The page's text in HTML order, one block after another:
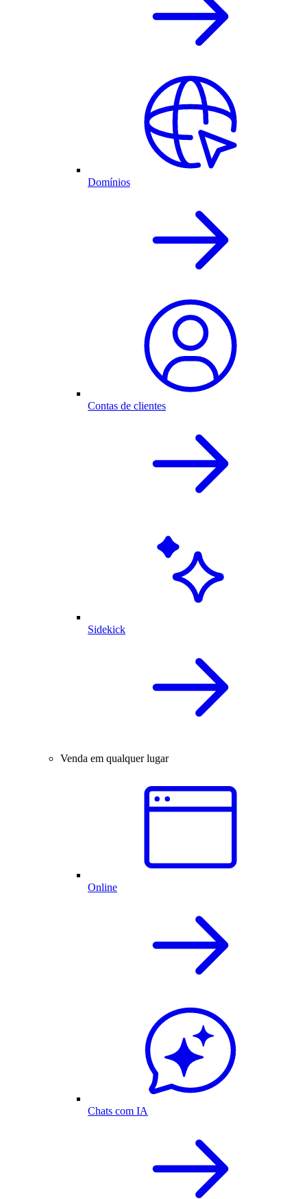
Domínios
Contas de clientes
Sidekick
Venda em qualquer lugar
Online
Chats com IA